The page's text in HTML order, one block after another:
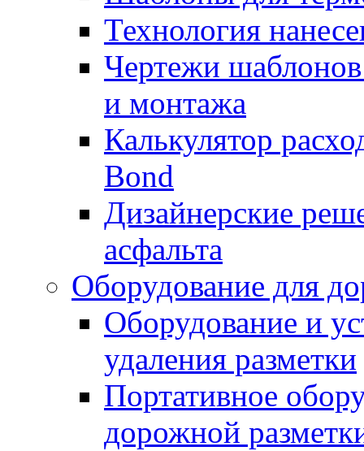
Технология
Чертежи шаблонов
и монтажа
Калькулятор
Bond
Дизайнерские
асфальта
Оборудование для
Оборудование и
удаления разметки
Портативное
дорожной